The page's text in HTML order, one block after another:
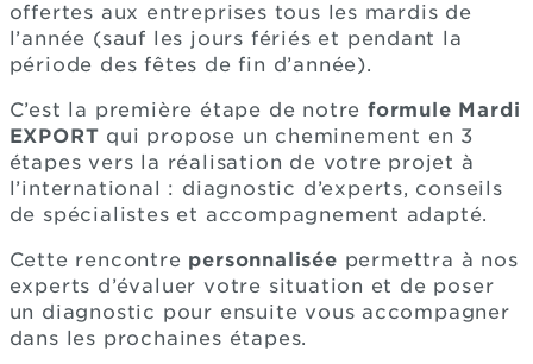
offertes aux entreprises tous les mardis de
l’année (sauf les jours fériés et pendant la
période des fêtes de fin d’année).
C’est la première étape de notre formule Mardi
EXPORT qui propose un cheminement en 3
étapes vers la réalisation de votre projet à
l’international : diagnostic d’experts, conseils
de spécialistes et accompagnement adapté.
Cette rencontre personnalisée permettra à nos
experts d’évaluer votre situation et de poser
un diagnostic pour ensuite vous accompagner
dans les prochaines étapes.